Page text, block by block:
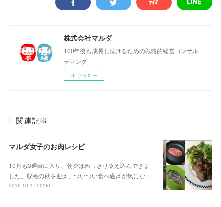
株式会社マルダ
100年後も成長し続けるための戦略的経営コンサル
ティング
フォロー
関連記事
マルダ女子のお肉レシピ
10月も3週目に入り、朝夕はめっきり冷え込んできま
した。収穫の秋を迎え、ついつい食べ過ぎが気にな…
2016.10.17 00:00